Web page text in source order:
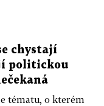
chystají
politickou
tématu, o kterém